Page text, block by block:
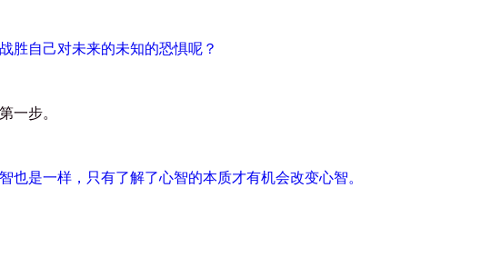
胜自己对未来的未知的恐惧呢？
一步。
也是一样，只有了解了心智的本质才有机会改变心智。